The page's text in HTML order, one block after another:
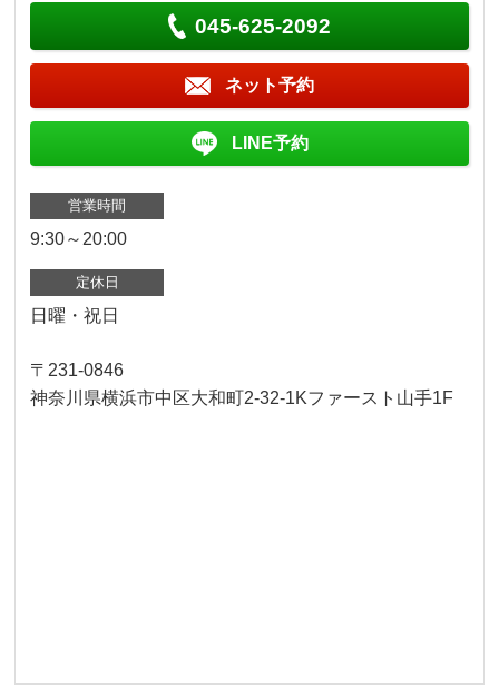
045-625-2092
ネット予約
LINE予約
営業時間
9:30～20:00
定休日
日曜・祝日
〒231-0846
神奈川県横浜市中区大和町2-32-1Kファースト山手1F